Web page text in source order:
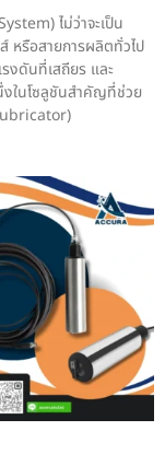
ไม่ว่าจะเป็น
หรือสายการผลิตทั่วไป
งดันที่เสถียร และ
ในโซลูชันสำคัญที่ช่วย